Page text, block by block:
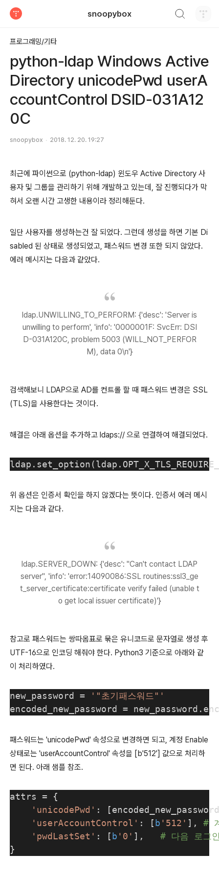
snoopybox
프로그래밍/기타
python-ldap Windows Active
Directory unicodePwd userA
ccountControl DSID-031A12
0C
snoopybox 2018. 12. 20. 19:27
최근에 파이썬으로 (python-ldap) 윈도우 Active Directory 사
용자 및 그룹을 관리하기 위해 개발하고 있는데, 잘 진행되다가 막
혀서 오랜 시간 고생한 내용이라 정리해둔다.
일단 사용자를 생성하는건 잘 되었다. 그런데 생성을 하면 기본 Di
sabled 된 상태로 생성되었고, 패스워드 변경 또한 되지 않았다.
에러 메시지는 다음과 같았다.
ldap.UNWILLING_TO_PERFORM: {'desc': 'Server is
unwilling to perform', 'info': '0000001F: SvcErr: DSI
D-031A120C, problem 5003 (WILL_NOT_PERFOR
M), data 0\n'}
검색해보니 LDAP으로 AD를 컨트롤 할 때 패스워드 변경은 SSL
(TLS)을 사용한다는 것이다.
해결은 아래 옵션을 추가하고 ldaps:// 으로 연결하여 해결되었다.
위 옵션은 인증서 확인을 하지 않겠다는 뜻이다. 인증서 에러 메시
지는 다음과 같다.
ldap.SERVER_DOWN: {'desc': "Can't contact LDAP
server", 'info': 'error:14090086:SSL routines:ssl3_ge
t_server_certificate:certificate verify failed (unable t
o get local issuer certificate)'}
참고로 패스워드는 쌍따옴표로 묶은 유니코드로 문자열로 생성 후
UTF-16으로 인코딩 해줘야 한다. Python3 기준으로 아래와 같
이 처리하였다.
new_password =
'"초기패스워드"'
encoded_new_password =
패스워드는 'unicodePwd' 속성으로 변경하면 되고, 계정 Enable
상태로는 'userAccountControl' 속성을 [b'512'] 값으로 처리하
면 된다. 아래 샘플 참조.
attrs = {
'unicodePwd' :
'userAccountControl' : [ b '512' ], #
'pwdLastSet' : [ b '0' ], # 다음 로그
}